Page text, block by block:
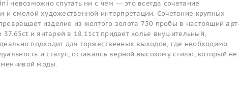
невозможно спутать ни с чем — это всегда сочетание
и смелой художественной интерпретации. Сочетание крупных
изделие из желтого золота 750 пробы в настоящий арт-
37.65ct и янтарей в 18.11ct придает колье внушительный,
подходит для торжественных выходов, где необходимо
и статус, оставаясь верной высокому стилю, который не
моды.